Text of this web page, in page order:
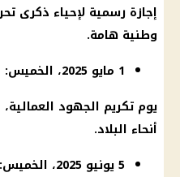
إجازة رسمية لإحياء ذكرى
وطنية هامة.
1 مايو 2025، الخميس: عيد العمال.
يوم تكريم الجهود
أنحاء البلاد.
5 يونيو 2025، الخميس: إجازة يوم وقفة عرفات.